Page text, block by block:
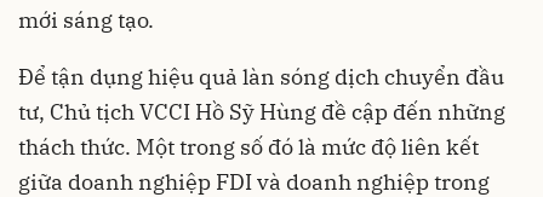
mới sáng tạo.
Để tận dụng hiệu quả làn sóng dịch chuyển đầu
tư, Chủ tịch VCCI Hồ Sỹ Hùng đề cập đến những
thách thức. Một trong số đó là mức độ liên kết
giữa doanh nghiệp FDI và doanh nghiệp trong